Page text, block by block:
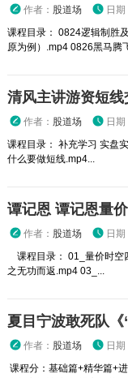
作者： 股道场 日
课程目录： 0824逻辑制胜
原为例）.mp4 0826黑马腾
清风主讲游资短
作者： 股道场 日
课程目录： 补充学习 实盘
什么要做短线.mp4...
谭记恩 谭记恩量
作者： 股道场 日
课程目录： 01_量价时
之无功而返.mp4 03_...
夏目宁波敢死队《
作者： 股道场 日
课程分：基础篇+精华篇+